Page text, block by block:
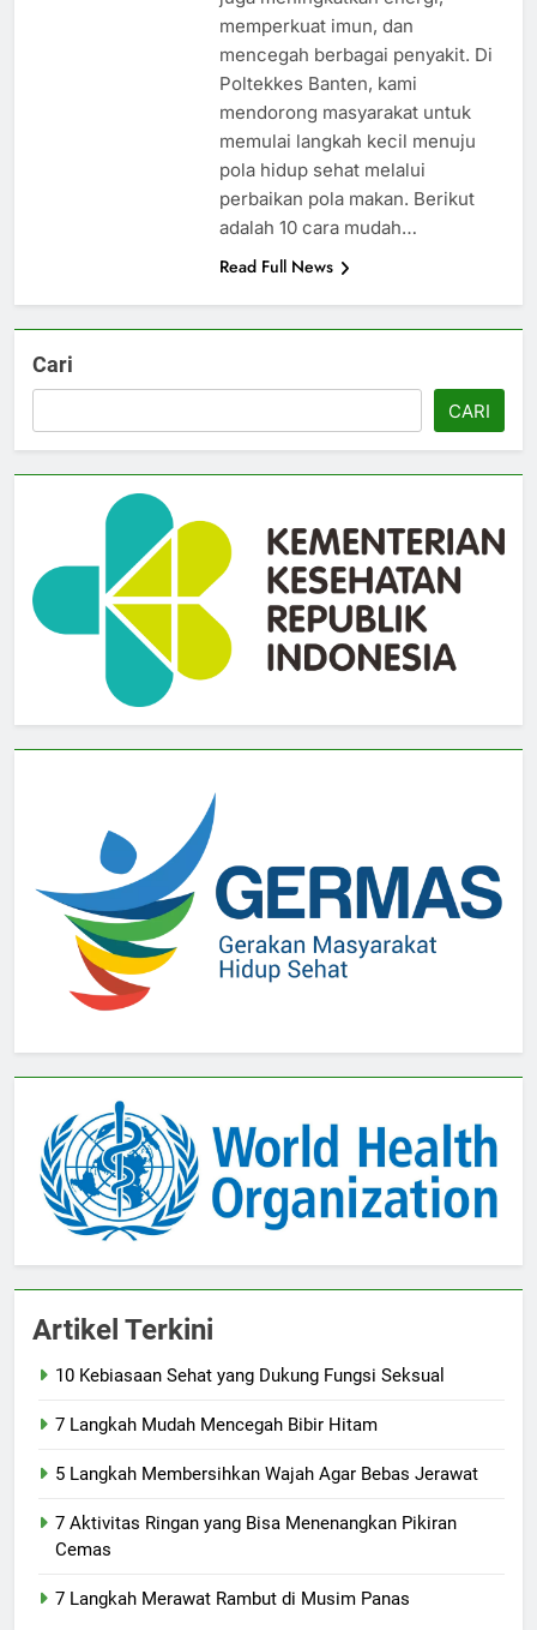
memperkuat imun, dan
mencegah berbagai penyakit. Di
Poltekkes Banten, kami
mendorong masyarakat untuk
memulai langkah kecil menuju
pola hidup sehat melalui
perbaikan pola makan. Berikut
adalah 10 cara mudah…
Read Full News
Cari
CARI
Artikel Terkini
10 Kebiasaan Sehat yang Dukung Fungsi Seksual
7 Langkah Mudah Mencegah Bibir Hitam
5 Langkah Membersihkan Wajah Agar Bebas Jerawat
7 Aktivitas Ringan yang Bisa Menenangkan Pikiran
Cemas
7 Langkah Merawat Rambut di Musim Panas